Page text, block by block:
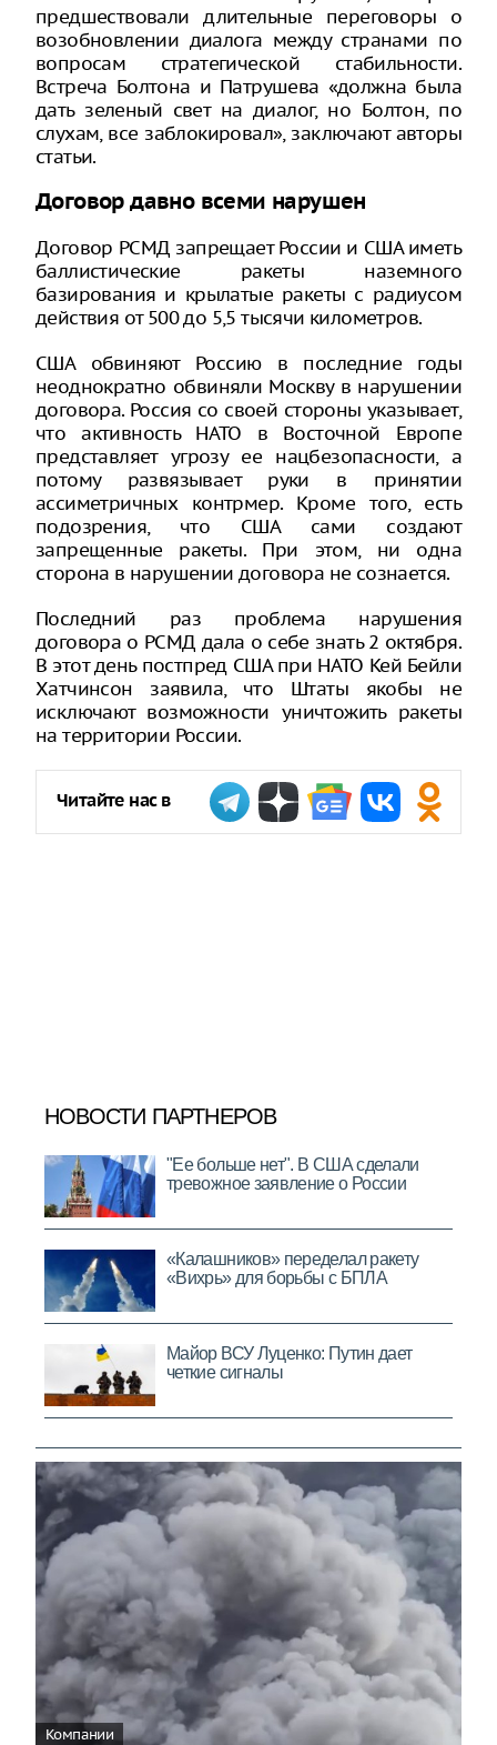
предшествовали длительные переговоры о
возобновлении диалога между странами по
вопросам стратегической стабильности.
Встреча Болтона и Патрушева «должна была
дать зеленый свет на диалог, но Болтон, по
слухам, все заблокировал», заключают авторы
статьи.
Договор давно всеми нарушен
Договор РСМД запрещает России и США иметь
баллистические ракеты наземного
базирования и крылатые ракеты с радиусом
действия от 500 до 5,5 тысячи километров.
США обвиняют Россию в последние годы
неоднократно обвиняли Москву в нарушении
договора. Россия со своей стороны указывает,
что активность НАТО в Восточной Европе
представляет угрозу ее нацбезопасности, а
потому развязывает руки в принятии
ассиметричных контрмер. Кроме того, есть
подозрения, что США сами создают
запрещенные ракеты. При этом, ни одна
сторона в нарушении договора не сознается.
Последний раз проблема нарушения
договора о РСМД дала о себе знать 2 октября.
В этот день постпред США при НАТО Кей Бейли
Хатчинсон заявила, что Штаты якобы не
исключают возможности уничтожить ракеты
на территории России.
Читайте нас в
Компании